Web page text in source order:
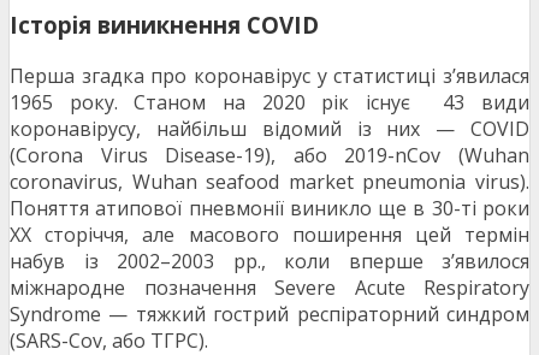
Історія виникнення COVID
Перша згадка про коронавірус у статистиці з’явилася
1965 року. Станом на 2020 рік існує 43 види
коронавірусу, найбільш відомий із них — COVID
(Corona Virus Disease-19), або 2019-nCov (Wuhan
coronavirus, Wuhan seafood market pneumonia virus).
Поняття атипової пневмонії виникло ще в 30-ті роки
ХХ сторіччя, але масового поширення цей термін
набув із 2002–2003 рр., коли вперше з’явилося
міжнародне позначення Severe Acute Respiratory
Syndrome — тяжкий гострий респіраторний синдром
(SARS-Cov, або ТГРС).